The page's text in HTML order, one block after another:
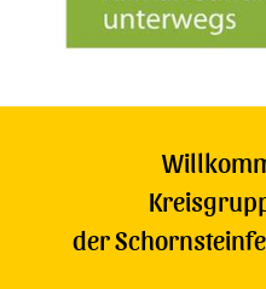
der